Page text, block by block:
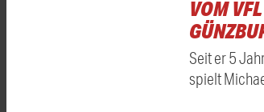
VOM VFL
Seit er 5
spielt